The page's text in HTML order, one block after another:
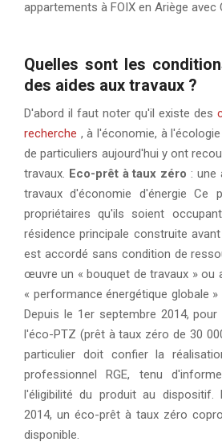
appartements à FOIX en Ariège avec
Quelles sont les
des aides aux travaux ?
D'abord il faut noter qu'il existe des
recherche , à l'économie, à
de particuliers aujourd'hui y ont
travaux. Eco-prêt à taux zéro : une
travaux d'économie d'énergie Ce
propriétaires qu'ils soient
résidence principale construite
est accordé sans condition de
œuvre un « bouquet de travaux » ou
« performance énergétique globale
Depuis le 1er septembre 2014,
l'éco-PTZ (prêt à taux zéro de 30
particulier doit confier la
professionnel RGE, tenu
l'éligibilité du produit au dispositif.
2014, un éco-prêt à taux zéro
disponible.